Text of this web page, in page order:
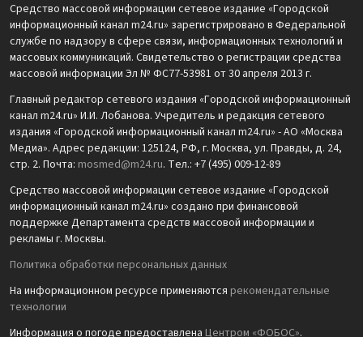
Средство массовой информации сетевое издание «Городской
информационный канал m24.ru» зарегистрировано в Федеральной
службе по надзору в сфере связи, информационных технологий и
массовых коммуникаций. Свидетельство о регистрации средства
массовой информации Эл № ФС77-53981 от 30 апреля 2013 г.
Главный редактор сетевого издания «Городской информационный
канал m24.ru» И.И. Лобанова. Учредитель и редакция сетевого
издания «Городской информационный канал m24.ru» - АО «Москва
Медиа». Адрес редакции: 125124, РФ, г. Москва, ул. Правды, д. 24,
стр. 2. Почта: mosmed@m24.ru. Тел.: +7 (495) 009-12-89
Средство массовой информации сетевое издание «Городской
информационный канал m24.ru» создано при финансовой
поддержке Департамента средств массовой информации и
рекламы г. Москвы.
Политика обработки персональных данных
На информационном ресурсе применяются рекомендательные
технологии
Информация о погоде предоставлена Центром «ФОБОС».